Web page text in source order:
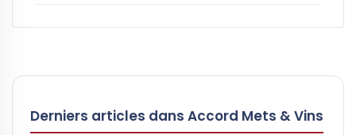
Derniers articles dans Accord Mets & Vins